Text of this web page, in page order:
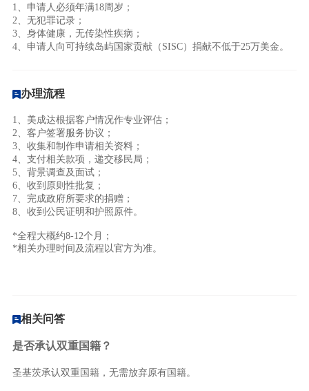
1、申请人必须年满18周岁；
2、无犯罪记录；
3、身体健康，无传染性疾病；
4、申请人向可持续岛屿国家贡献（SISC）捐献不低于25万美金。
办理流程
1、美成达根据客户情况作专业评估；
2、客户签署服务协议；
3、收集和制作申请相关资料；
4、支付相关款项，递交移民局；
5、背景调查及面试；
6、收到原则性批复；
7、完成政府所要求的捐赠；
8、收到公民证明和护照原件。
*全程大概约8-12个月；
*相关办理时间及流程以官方为准。
相关问答
是否承认双重国籍？
圣基茨承认双重国籍，无需放弃原有国籍。